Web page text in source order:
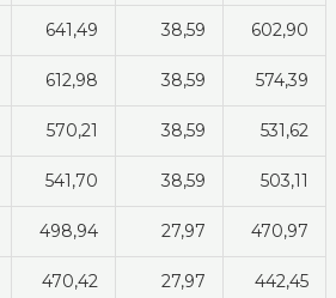
641,49 38,59 602,90
612,98 38,59 574,39
570,21 38,59 531,62
541,70 38,59 503,11
498,94 27,97 470,97
470,42 27,97 442,45